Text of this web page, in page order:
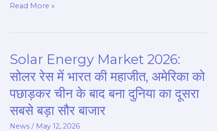
Read More »
Solar Energy Market 2026:
सोलर रेस में भारत की महाजीत, अमेरिका को
पछाड़कर चीन के बाद बना दुनिया का दूसरा
सबसे बड़ा सौर बाजार
News / May 12, 2026
Solar
Energy
Market
2026:
सोलर
रेस